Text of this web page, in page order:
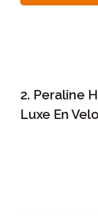
2. Peraline
Luxe En